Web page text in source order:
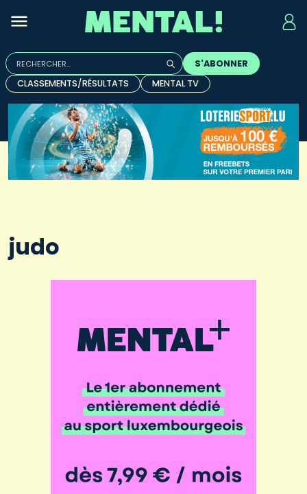
Rechercher :
Quand les résultats de l'auto-complétion sont
S'ABONNER
CLASSEMENTS/RÉSULTATS
MENTAL TV
judo